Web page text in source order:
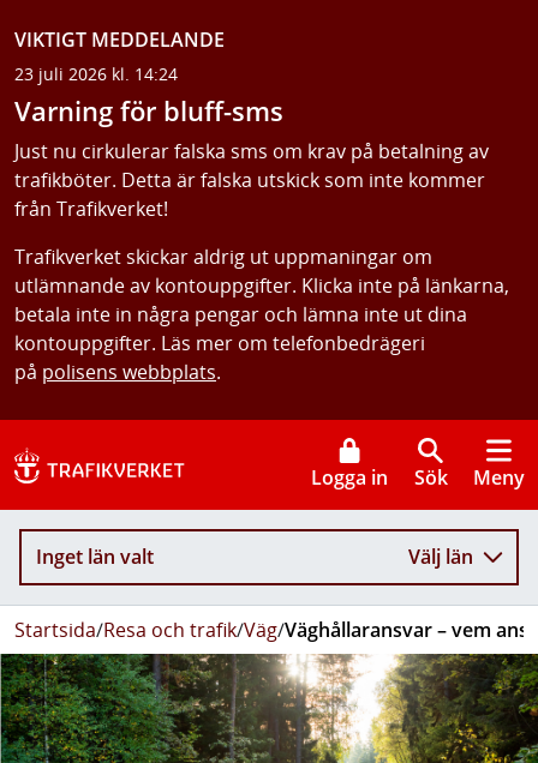
VIKTIGT MEDDELANDE
23 juli 2026 kl. 14:24
Varning för bluff-sms
Just nu cirkulerar falska sms om krav på betalning av
trafikböter. Detta är falska utskick som inte kommer
från Trafikverket!
Trafikverket skickar aldrig ut uppmaningar om
utlämnande av kontouppgifter. Klicka inte på länkarna,
betala inte in några pengar och lämna inte ut dina
kontouppgifter. Läs mer om telefonbedrägeri
på polisens webbplats.
Logga in Sök Meny
Inget län valt Välj län
Startsida/Resa och trafik/Väg/Väghållaransvar – vem